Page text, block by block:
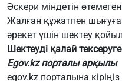
Әскери міндетін
Жалған құжатпен
әрекет үшін шектеу
Шектеуді қалай
Egov.kz порталы арқылы
egov.kz порталына кіріңіз